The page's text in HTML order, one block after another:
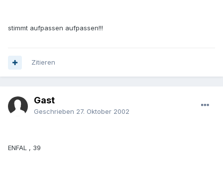
stimmt aufpassen aufpassen!!!
Zitieren
Gast
Geschrieben 27. Oktober 2002
ENFAL , 39